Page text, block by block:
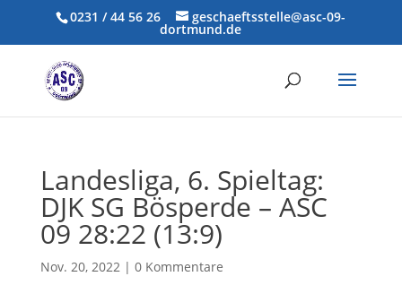
0231 / 44 56 26 geschaeftsstelle@asc-09-
dortmund.de
Landesliga, 6. Spieltag:
DJK SG Bösperde – ASC
09 28:22 (13:9)
Nov. 20, 2022| 0 Kommentare